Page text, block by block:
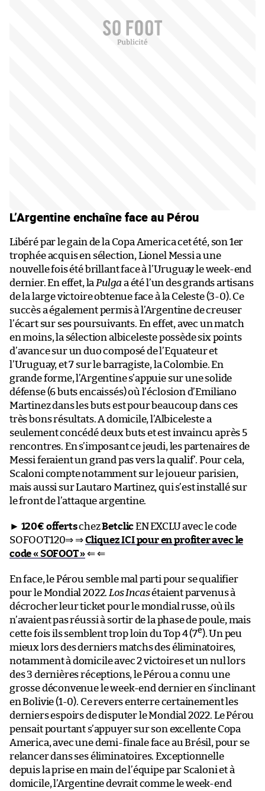
L’Argentine enchaîne face au Pérou
Libéré par le gain de la Copa America cet été, son 1er
trophée acquis en sélection, Lionel Messi a une
nouvelle fois été brillant face à l’Uruguay le week-end
dernier. En effet, la Pulga a été l’un des grands artisans
de la large victoire obtenue face à la Celeste (3-0). Ce
succès a également permis à l’Argentine de creuser
l’écart sur ses poursuivants. En effet, avec un match
en moins, la sélection albiceleste possède six points
d’avance sur un duo composé de l’Equateur et
l’Uruguay, et 7 sur le barragiste, la Colombie. En
grande forme, l’Argentine s’appuie sur une solide
défense (6 buts encaissés) où l’éclosion d’Emiliano
Martinez dans les buts est pour beaucoup dans ces
très bons résultats. A domicile, l’Albiceleste a
seulement concédé deux buts et est invaincu après 5
rencontres. En s’imposant ce jeudi, les partenaires de
Messi feraient un grand pas vers la qualif’. Pour cela,
Scaloni compte notamment sur le joueur parisien,
mais aussi sur Lautaro Martinez, qui s’est installé sur
le front de l’attaque argentine.
► 120€ offertschezBetclicEN EXCLU avec le code
SOFOOT120⇒ ⇒Cliquez ICI pour en profiter avec le
code « SOFOOT »⇐ ⇐
En face, le Pérou semble mal parti pour se qualifier
pour le Mondial 2022. Los Incasétaient parvenus à
décrocher leur ticket pour le mondial russe, où ils
n’avaient pas réussi à sortir de la phase de poule, mais
cette fois ils semblent trop loin du Top 4 (7e). Un peu
mieux lors des derniers matchs des éliminatoires,
notamment à domicile avec 2 victoires et un nul lors
des 3 dernières réceptions, le Pérou a connu une
grosse déconvenue le week-end dernier en s’inclinant
en Bolivie (1-0). Ce revers enterre certainement les
derniers espoirs de disputer le Mondial 2022. Le Pérou
pensait pourtant s’appuyer sur son excellente Copa
America, avec une demi-finale face au Brésil, pour se
relancer dans ses éliminatoires. Exceptionnelle
depuis la prise en main de l’équipe par Scaloni et à
domicile, l’Argentine devrait comme le week-end